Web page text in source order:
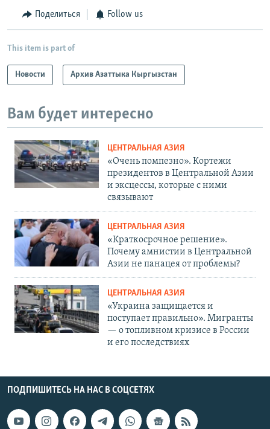
Поделиться Follow us
This item is part of
Новости Архив Азаттыка Кыргызстан
Вам будет интересно
ЦЕНТРАЛЬНАЯ АЗИЯ
«Очень помпезно». Кортежи
президентов в Центральной Азии
и эксцессы, которые с ними
связывают
ЦЕНТРАЛЬНАЯ АЗИЯ
«Краткосрочное решение».
Почему амнистии в Центральной
Азии не панацея от проблемы?
ЦЕНТРАЛЬНАЯ АЗИЯ
«Украина защищается и
поступает правильно». Мигранты
— о топливном кризисе в России
и его последствиях
ПОДПИШИТЕСЬ НА НАС В СОЦСЕТЯХ